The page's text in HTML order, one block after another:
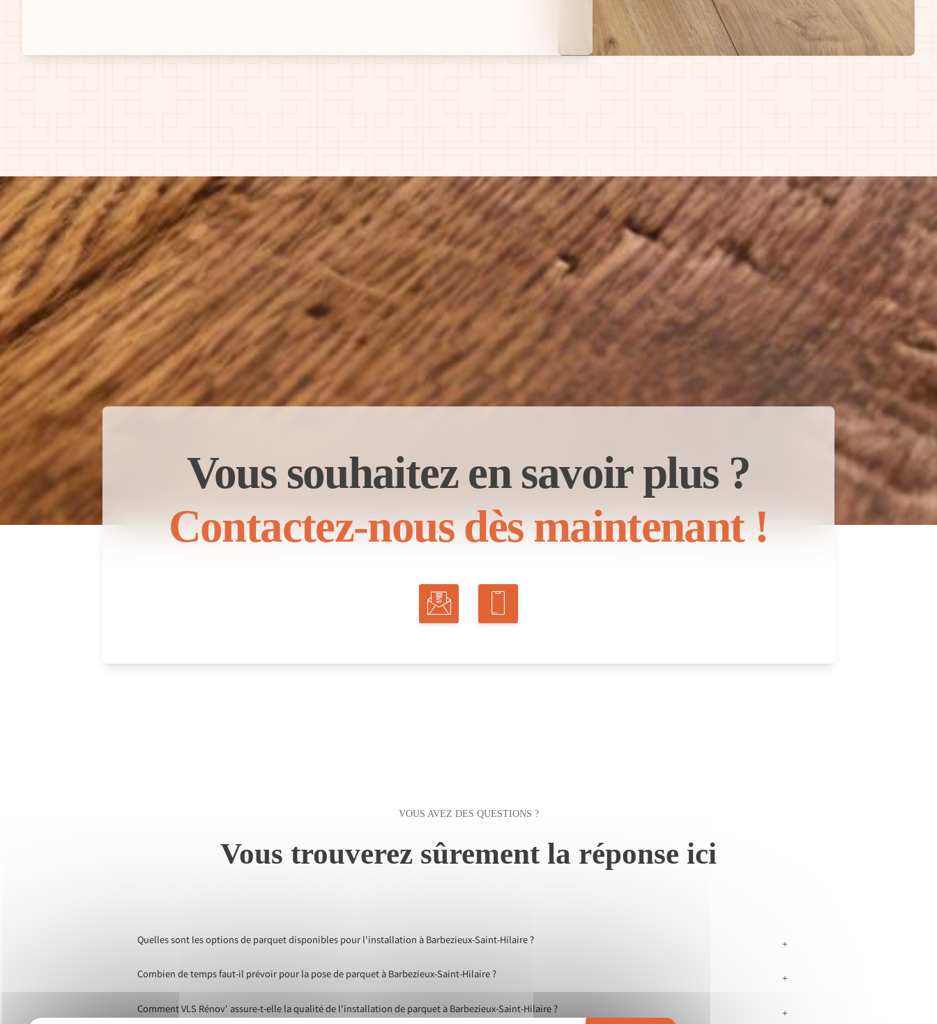
Vous souhaitez en savoir plus ?
Contactez-nous dès maintenant !
VOUS AVEZ DES QUESTIONS ?
Vous trouverez sûrement la réponse ici
Quelles sont les options de parquet disponibles pour l'installation à Barbezieux-Saint-Hilaire ? +
Combien de temps faut-il prévoir pour la pose de parquet à Barbezieux-Saint-Hilaire ? +
Comment VLS Rénov' assure-t-elle la qualité de l'installation de parquet à Barbezieux-Saint-Hilaire ? +